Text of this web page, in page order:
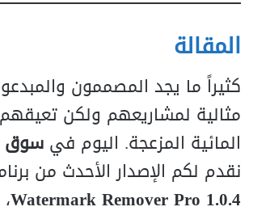
المقالة
كثيراً ما يجد المصممون
مثالية لمشاريعهم ولكن تعيقهم
المائية المزعجة. اليوم فيسوق
نقدم لكم الإصدار الأحدث من
Watermark Remover Pro 1.0.4